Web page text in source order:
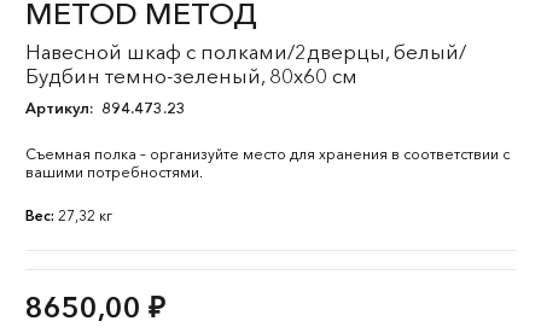
METOD МЕТОД
Навесной шкаф с полками/2дверцы, белый/
Будбин темно-зеленый, 80x60 см
Артикул: 894.473.23
Съемная полка – организуйте место для хранения в соответствии с
вашими потребностями.
Вес: 27,32 кг
8650,00 ₽